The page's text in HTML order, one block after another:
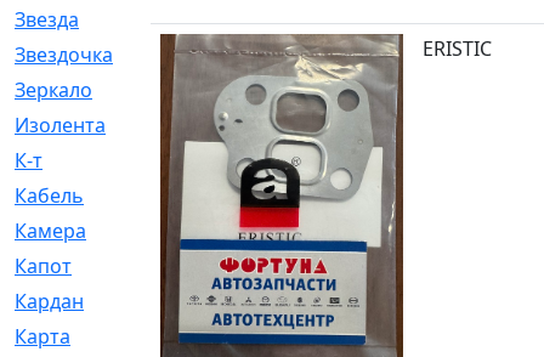
Звезда
[1]
Звездочка
[5]
Зеркало
[369]
Изолента
[1]
К-т
[13]
Кабель
[50]
Камера
[4]
Капот
[144]
Кардан
[131]
Карта
[2]
ERISTIC